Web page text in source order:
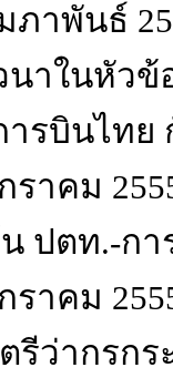
ภาพันธ์
นาในหัว
ารบินไทย
ราคม
ปตท.-กา
ราคม
รีว่ากรก